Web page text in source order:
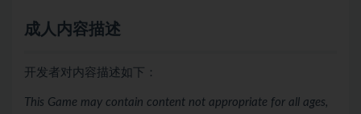
成人内容描述
开发者对内容描述如下：
This Game may contain content not appropriate for all ages,